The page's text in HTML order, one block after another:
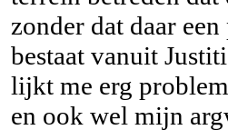
zonder dat daar
bestaat vanuit
lijkt me erg
en ook wel mijn